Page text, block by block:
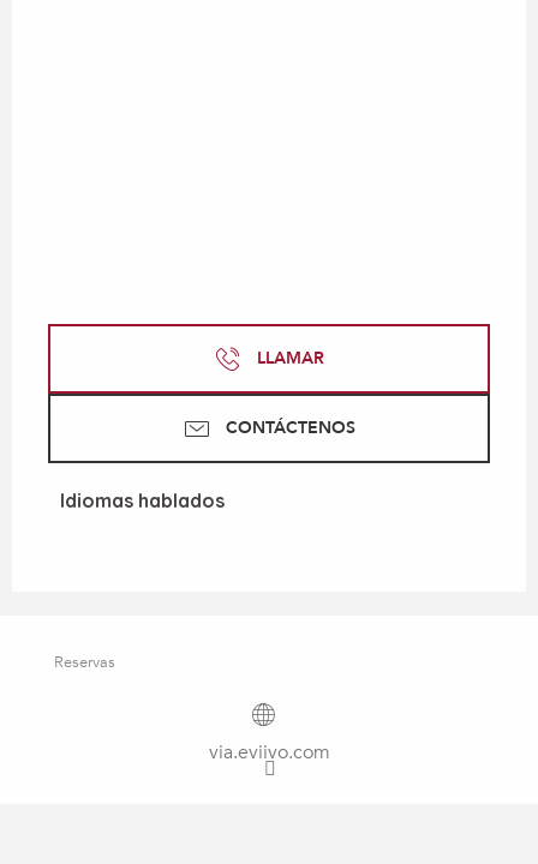
LLAMAR
CONTÁCTENOS
Idiomas hablados
Idiomas hablados
Reservas
via.eviivo.com